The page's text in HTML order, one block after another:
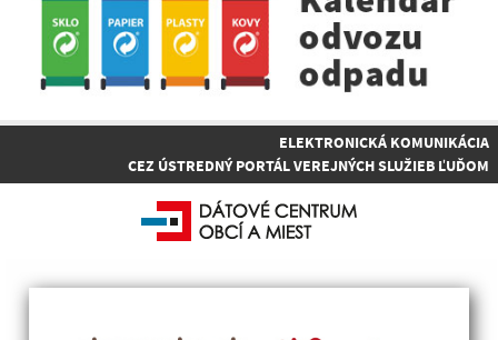
ELEKTRONICKÁ KOMUNIKÁCIA
CEZ ÚSTREDNÝ PORTÁL VEREJNÝCH SLUŽIEB ĽUĎOM